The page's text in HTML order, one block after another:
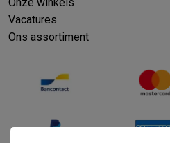
Vacatures
Ons assortiment